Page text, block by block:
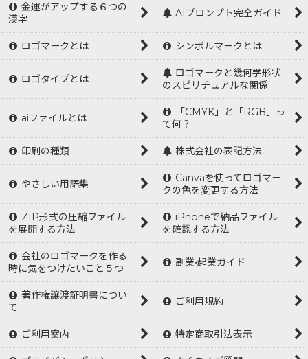
金運がアップする６つの
漢字
AIプロンプト完全ガイド
ロゴマークとは シンボルマークとは
ロゴタイプとは
ロゴマークと幾何学形状
のスピリチュアルな関係
aiファイルとは
「CMYK」と「RGB」っ
て何？
印刷の種類 株式会社の表記方法
やさしい用語集
Canvaを使ってロゴマー
クの色を変更する方法
ZIP形式の圧縮ファイル
を展開する方法
iPhoneで納品ファイル
を確認する方法
会社のロゴマークを作る
時に気をつけたいこと５つ
副業•起業ガイド
著作権譲渡証明書につい
て
ご利用規約
ご利用案内 特定商取引法表示